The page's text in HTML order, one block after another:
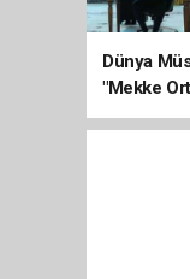
Dünya
"Mekke
destek